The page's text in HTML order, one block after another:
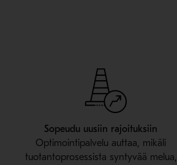
Sopeudu uusiin rajoituksiin
Optimointipalvelu auttaa, mikäli
tuotantoprosessista syntyvää melua,